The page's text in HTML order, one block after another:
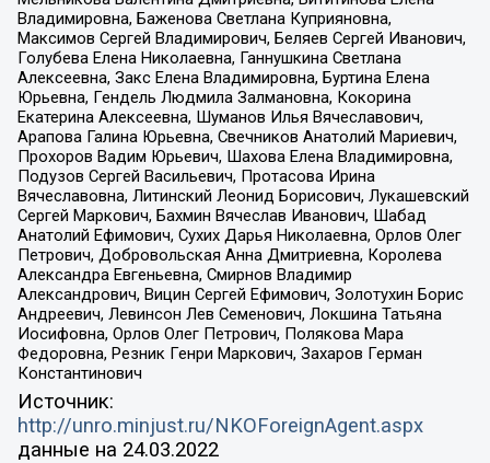
Владимировна, Баженова Светлана Куприяновна,
Максимов Сергей Владимирович, Беляев Сергей Иванович,
Голубева Елена Николаевна, Ганнушкина Светлана
Алексеевна, Закс Елена Владимировна, Буртина Елена
Юрьевна, Гендель Людмила Залмановна, Кокорина
Екатерина Алексеевна, Шуманов Илья Вячеславович,
Арапова Галина Юрьевна, Свечников Анатолий Мариевич,
Прохоров Вадим Юрьевич, Шахова Елена Владимировна,
Подузов Сергей Васильевич, Протасова Ирина
Вячеславовна, Литинский Леонид Борисович, Лукашевский
Сергей Маркович, Бахмин Вячеслав Иванович, Шабад
Анатолий Ефимович, Сухих Дарья Николаевна, Орлов Олег
Петрович, Добровольская Анна Дмитриевна, Королева
Александра Евгеньевна, Смирнов Владимир
Александрович, Вицин Сергей Ефимович, Золотухин Борис
Андреевич, Левинсон Лев Семенович, Локшина Татьяна
Иосифовна, Орлов Олег Петрович, Полякова Мара
Федоровна, Резник Генри Маркович, Захаров Герман
Константинович
Источник:
http://unro.minjust.ru/NKOForeignAgent.aspx
данные на 24.03.2022